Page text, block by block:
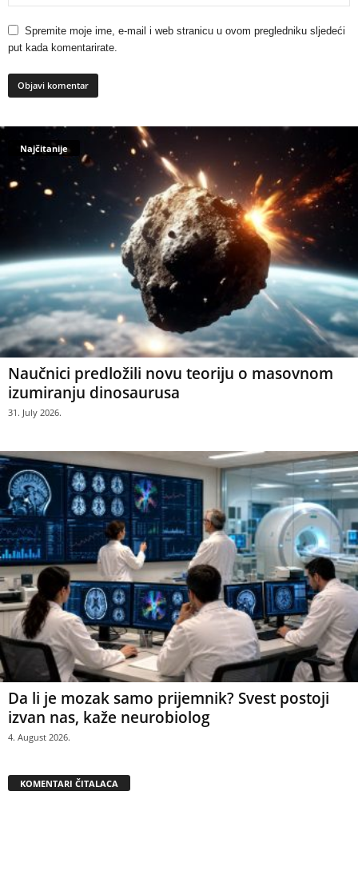
Spremite moje ime, e-mail i web stranicu u ovom pregledniku sljedeći
put kada komentarirate.
Najčitanije
Naučnici predložili novu teoriju o masovnom
izumiranju dinosaurusa
31. July 2026.
Da li je mozak samo prijemnik? Svest postoji
izvan nas, kaže neurobiolog
4. August 2026.
KOMENTARI ČITALACA